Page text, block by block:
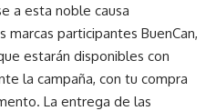
a esta noble causa
participantes BuenCan,
estarán disponibles con
la campaña, con tu compra
La entrega de las